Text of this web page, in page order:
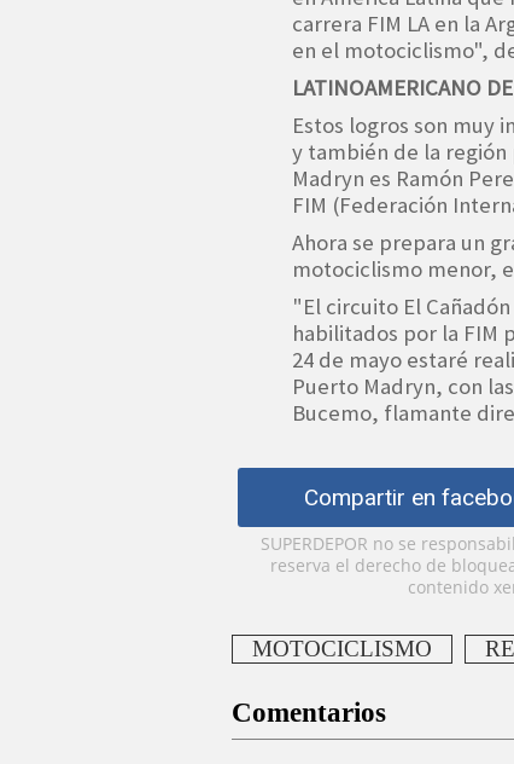
carrera FIM LA en la
en el motociclismo",
LATINOAMERICANO
Estos logros son muy
y también de la
Madryn es Ramón
FIM (Federación
Ahora se prepara un
motociclismo menor,
"El circuito El
habilitados por la FIM
24 de mayo estaré
Puerto Madryn, con
Bucemo, flamante
Compartir en
SUPERDEPOR no se
reserva el derecho de
contenido
MOTOCICLISMO
Comentarios